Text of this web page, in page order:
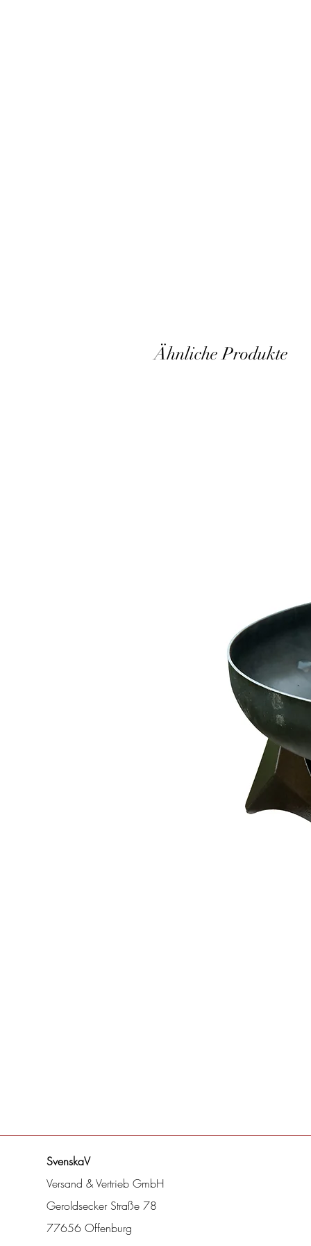
Ähnliche Produkte
SvenskaV
Versand & Vertrieb GmbH
Geroldsecker Straße 78
77656 Offenburg